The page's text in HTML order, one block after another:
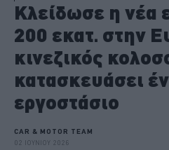
Κλείδωσε η νέα
200 εκατ. στην
κινεζικός
κατασκευάσει
εργοστάσιο
CAR & MOTOR TEAM
02 ΙΟΥΝΙΟΥ 2026